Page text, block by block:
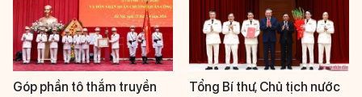
Góp phần tô thắm truyền
Tổng Bí thư, Chủ tịch nước